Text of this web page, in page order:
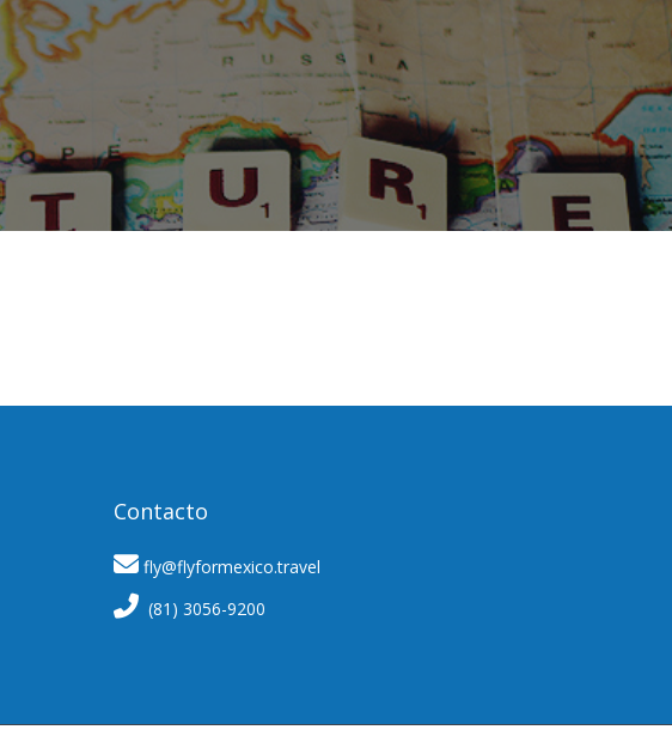
Contacto
fly@flyformexico.travel
(81) 3056-9200